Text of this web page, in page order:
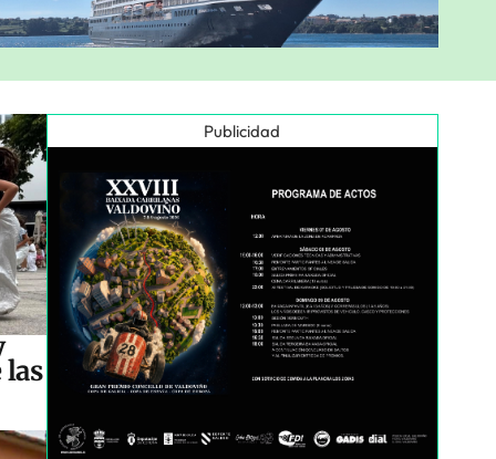
las
Publicidad